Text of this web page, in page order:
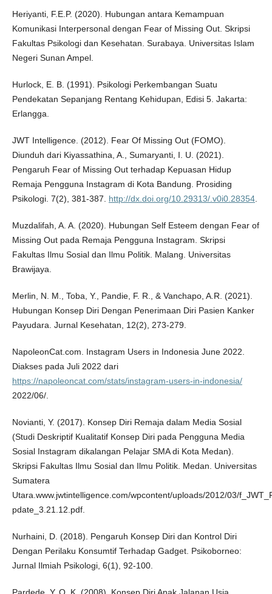
Heriyanti, F.E.P. (2020). Hubungan antara Kemampuan
Komunikasi Interpersonal dengan Fear of Missing Out. Skripsi
Fakultas Psikologi dan Kesehatan. Surabaya. Universitas Islam
Negeri Sunan Ampel.
Hurlock, E. B. (1991). Psikologi Perkembangan Suatu
Pendekatan Sepanjang Rentang Kehidupan, Edisi 5. Jakarta:
Erlangga.
JWT Intelligence. (2012). Fear Of Missing Out (FOMO).
Diunduh dari Kiyassathina, A., Sumaryanti, I. U. (2021).
Pengaruh Fear of Missing Out terhadap Kepuasan Hidup
Remaja Pengguna Instagram di Kota Bandung. Prosiding
Psikologi. 7(2), 381-387. http://dx.doi.org/10.29313/.v0i0.28354.
Muzdalifah, A. A. (2020). Hubungan Self Esteem dengan Fear of
Missing Out pada Remaja Pengguna Instagram. Skripsi
Fakultas Ilmu Sosial dan Ilmu Politik. Malang. Universitas
Brawijaya.
Merlin, N. M., Toba, Y., Pandie, F. R., & Vanchapo, A.R. (2021).
Hubungan Konsep Diri Dengan Penerimaan Diri Pasien Kanker
Payudara. Jurnal Kesehatan, 12(2), 273-279.
NapoleonCat.com. Instagram Users in Indonesia June 2022.
Diakses pada Juli 2022 dari
https://napoleoncat.com/stats/instagram-users-in-indonesia/
2022/06/.
Novianti, Y. (2017). Konsep Diri Remaja dalam Media Sosial
(Studi Deskriptif Kualitatif Konsep Diri pada Pengguna Media
Sosial Instagram dikalangan Pelajar SMA di Kota Medan).
Skripsi Fakultas Ilmu Sosial dan Ilmu Politik. Medan. Universitas
Sumatera
Utara.www.jwtintelligence.com/wpcontent/uploads/2012/03/
pdate_3.21.12.pdf.
Nurhaini, D. (2018). Pengaruh Konsep Diri dan Kontrol Diri
Dengan Perilaku Konsumtif Terhadap Gadget. Psikoborneo:
Jurnal Ilmiah Psikologi, 6(1), 92-100.